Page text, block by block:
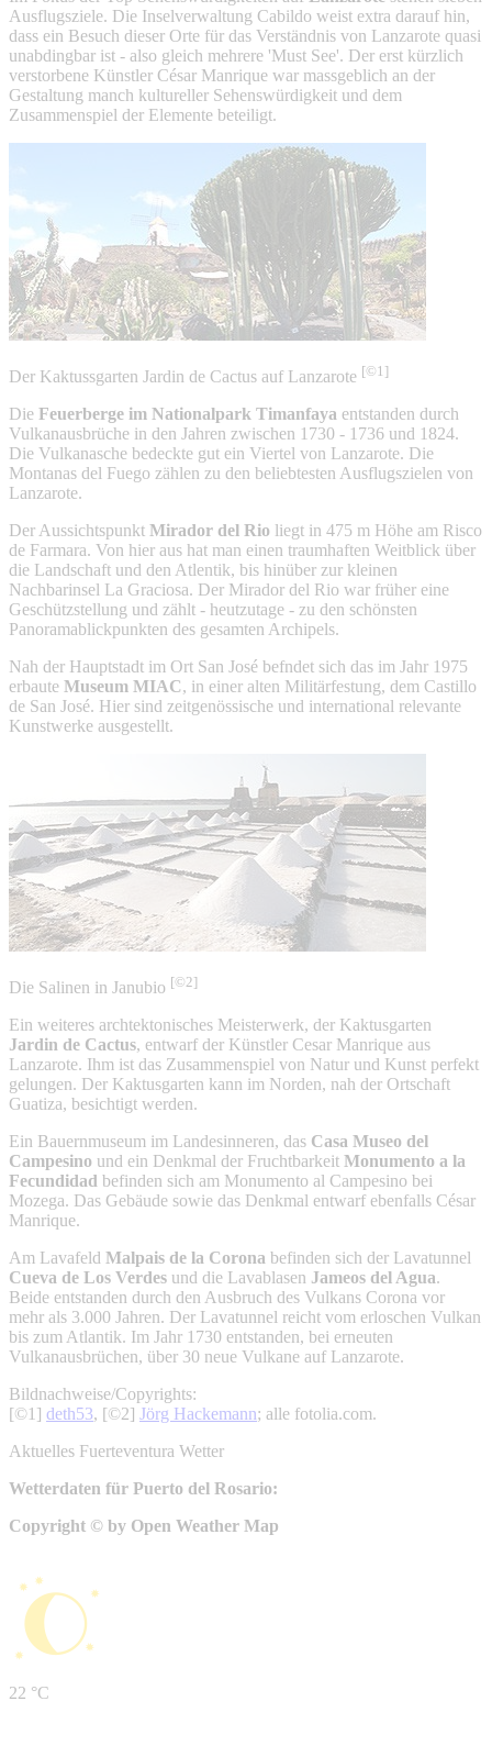
Ausflugsziele. Die Inselverwaltung Cabildo weist extra darauf hin,
dass ein Besuch dieser Orte für das Verständnis von Lanzarote quasi
unabdingbar ist - also gleich mehrere 'Must See'. Der erst kürzlich
verstorbene Künstler César Manrique war massgeblich an der
Gestaltung manch kultureller Sehenswürdigkeit und dem
Zusammenspiel der Elemente beteiligt.
Der Kaktussgarten Jardin de Cactus auf Lanzarote [©1]
Die Feuerberge im Nationalpark Timanfaya entstanden durch
Vulkanausbrüche in den Jahren zwischen 1730 - 1736 und 1824.
Die Vulkanasche bedeckte gut ein Viertel von Lanzarote. Die
Montanas del Fuego zählen zu den beliebtesten Ausflugszielen von
Lanzarote.
Der Aussichtspunkt Mirador del Rio liegt in 475 m Höhe am Risco
de Farmara. Von hier aus hat man einen traumhaften Weitblick über
die Landschaft und den Atlentik, bis hinüber zur kleinen
Nachbarinsel La Graciosa. Der Mirador del Rio war früher eine
Geschützstellung und zählt - heutzutage - zu den schönsten
Panoramablickpunkten des gesamten Archipels.
Nah der Hauptstadt im Ort San José befndet sich das im Jahr 1975
erbaute Museum MIAC, in einer alten Militärfestung, dem Castillo
de San José. Hier sind zeitgenössische und international relevante
Kunstwerke ausgestellt.
Die Salinen in Janubio [©2]
Ein weiteres archtektonisches Meisterwerk, der Kaktusgarten
Jardin de Cactus, entwarf der Künstler Cesar Manrique aus
Lanzarote. Ihm ist das Zusammenspiel von Natur und Kunst perfekt
gelungen. Der Kaktusgarten kann im Norden, nah der Ortschaft
Guatiza, besichtigt werden.
Ein Bauernmuseum im Landesinneren, das Casa Museo del
Campesino und ein Denkmal der Fruchtbarkeit Monumento a la
Fecundidad befinden sich am Monumento al Campesino bei
Mozega. Das Gebäude sowie das Denkmal entwarf ebenfalls César
Manrique.
Am Lavafeld Malpais de la Corona befinden sich der Lavatunnel
Cueva de Los Verdes und die Lavablasen Jameos del Agua.
Beide entstanden durch den Ausbruch des Vulkans Corona vor
mehr als 3.000 Jahren. Der Lavatunnel reicht vom erloschen Vulkan
bis zum Atlantik. Im Jahr 1730 entstanden, bei erneuten
Vulkanausbrüchen, über 30 neue Vulkane auf Lanzarote.
Bildnachweise/Copyrights:
[©1] deth53, [©2] Jörg Hackemann; alle fotolia.com.
Aktuelles Fuerteventura Wetter
Wetterdaten für Puerto del Rosario:
Copyright © by Open Weather Map
22 °C